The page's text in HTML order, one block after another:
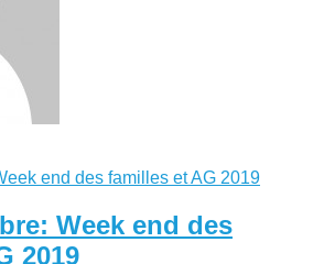
Week end des
2019